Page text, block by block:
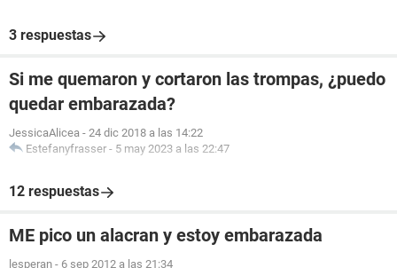
3 respuestas
Si me quemaron y cortaron las trompas, ¿puedo
quedar embarazada?
JessicaAlicea - 24 dic 2018 a las 14:22
Estefanyfrasser - 5 may 2023 a las 22:47
12 respuestas
ME pico un alacran y estoy embarazada
lesperan - 6 sep 2012 a las 21:34